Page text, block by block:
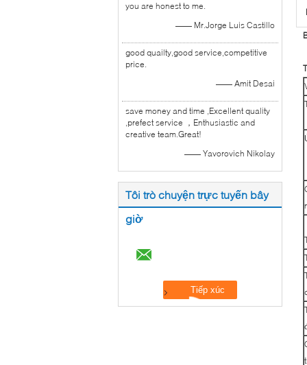
you are honest to me.
—— Mr.Jorge Luis Castillo
good quailty,good service,competitive
price.
—— Amit Desai
save money and time ,Excellent quality
,prefect service ，Enthusiastic and
creative team.Great!
—— Yavorovich Nikolay
Tôi trò chuyện trực tuyến bây
giờ